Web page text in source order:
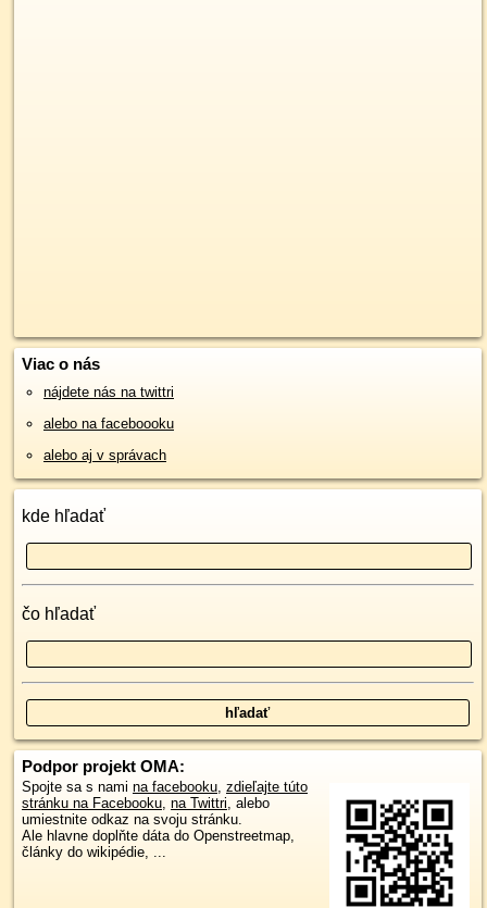
Viac o nás
nájdete nás na twittri
alebo na faceboooku
alebo aj v správach
kde hľadať
čo hľadať
Podpor projekt OMA:
Spojte sa s nami na facebooku, zdieľajte túto
stránku na Facebooku, na Twittri, alebo
umiestnite odkaz na svoju stránku.
Ale hlavne doplňte dáta do Openstreetmap,
články do wikipédie, ...